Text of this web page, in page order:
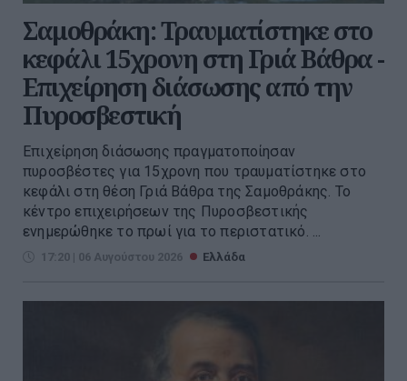
Σαμοθράκη: Τραυματίστηκε στο
κεφάλι 15χρονη στη Γριά Βάθρα -
Επιχείρηση διάσωσης από την
Πυροσβεστική
Επιχείρηση διάσωσης πραγματοποίησαν
πυροσβέστες για 15χρονη που τραυματίστηκε στο
κεφάλι στη θέση Γριά Βάθρα της Σαμοθράκης. Το
κέντρο επιχειρήσεων της Πυροσβεστικής
ενημερώθηκε το πρωί για το περιστατικό. ...
17:20 | 06 Αυγούστου 2026 Ελλάδα